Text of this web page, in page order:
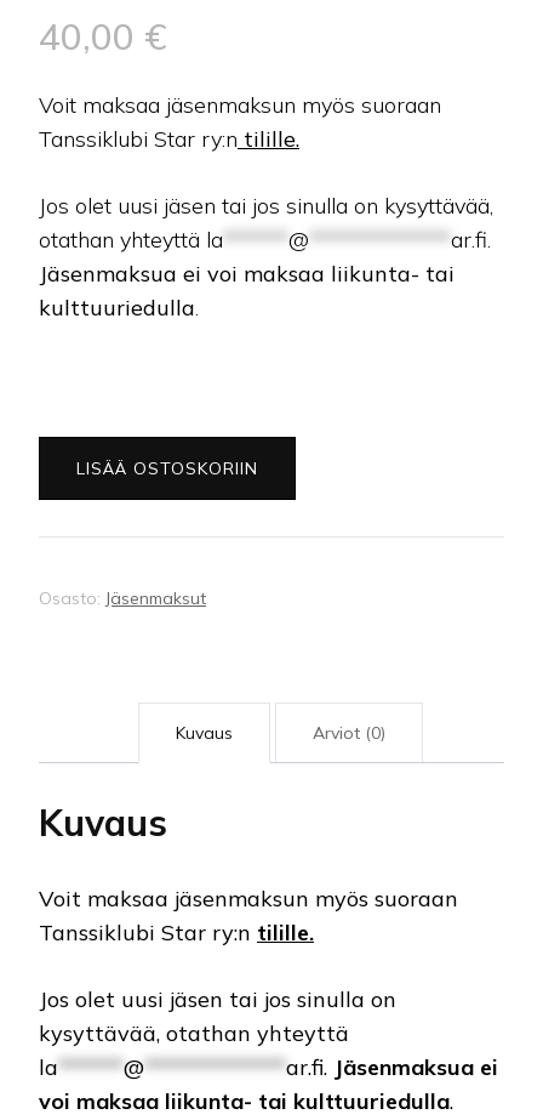
40,00 €
Voit maksaa jäsenmaksun myös suoraan
Tanssiklubi Star ry:n tilille.
Jos olet uusi jäsen tai jos sinulla on kysyttävää,
otathan yhteyttä la ****** @ ************* ar.fi.
Jäsenmaksua ei voi maksaa liikunta- tai
kulttuuriedulla.
Vuosijäsenyys
2026
määrä
LISÄÄ OSTOSKORIIN
Osasto: Jäsenmaksut
Kuvaus Arviot (0)
Kuvaus
Voit maksaa jäsenmaksun myös suoraan
Tanssiklubi Star ry:n tilille.
Jos olet uusi jäsen tai jos sinulla on
kysyttävää, otathan yhteyttä
la******@*************ar.fi. Jäsenmaksua ei
voi maksaa liikunta- tai kulttuuriedulla.